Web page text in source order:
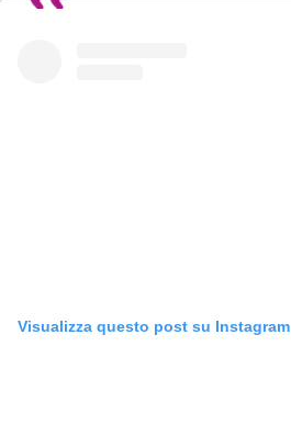
Visualizza questo post su Instagram